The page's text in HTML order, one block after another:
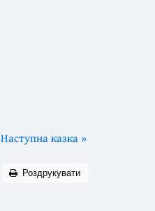
Наступна казка »
Роздрукувати